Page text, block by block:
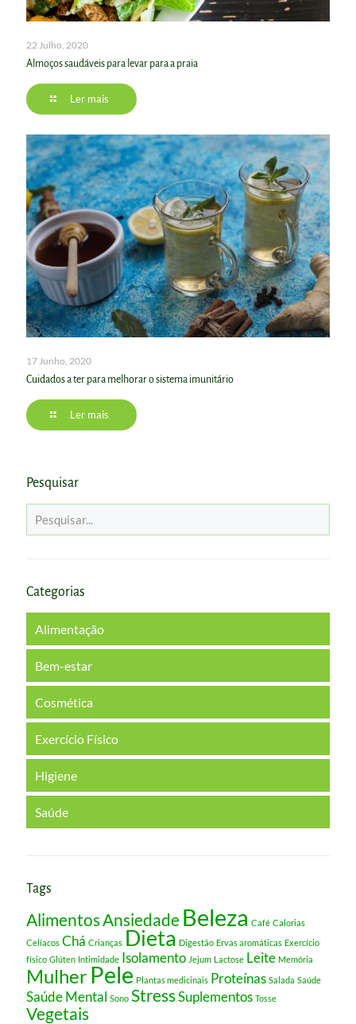
22 Julho, 2020
Almoços saudáveis para levar para a praia
Ler mais
17 Junho, 2020
Cuidados a ter para melhorar o sistema imunitário
Ler mais
Pesquisar
Categorias
Alimentação
Bem-estar
Cosmética
Exercício Físico
Higiene
Saúde
Tags
AlimentosAnsiedade Beleza Café Calorias
Celíacos Chá Crianças Dieta Digestão Ervas aromáticas Exercício
físico Glúten Intimidade Isolamento Jejum Lactose Leite Memória
Mulher Pele Plantas medicinais Proteínas Salada Saúde
Saúde Mental Sono StressSuplementos Tosse
Vegetais